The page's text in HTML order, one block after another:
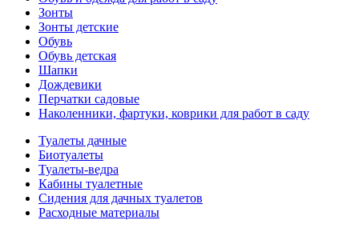
Зонты
Зонты детские
Обувь
Обувь детская
Шапки
Дождевики
Перчатки садовые
Наколенники, фартуки, коврики для работ в саду
Туалеты дачные
Биотуалеты
Туалеты-ведра
Кабины туалетные
Сидения для дачных туалетов
Расходные материалы